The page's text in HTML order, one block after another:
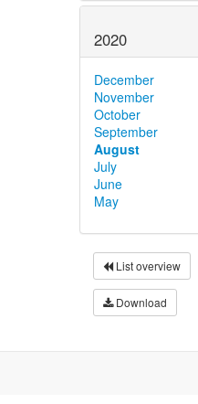
2020
December
November
October
September
August
July
June
May
List overview
Download